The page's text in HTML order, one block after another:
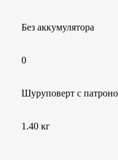
Без аккумулятора
0
Шуруповерт с
1.40 кг